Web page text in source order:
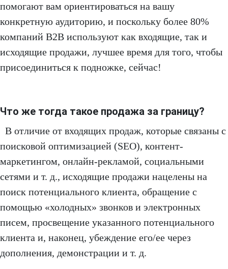
помогают вам ориентироваться на вашу
конкретную аудиторию, и поскольку более 80%
компаний B2B используют как входящие, так и
исходящие продажи, лучшее время для того, чтобы
присоединиться к подножке, сейчас!
Что же тогда такое продажа за границу?
В отличие от входящих продаж, которые связаны с
поисковой оптимизацией (SEO), контент-
маркетингом, онлайн-рекламой, социальными
сетями и т. д., исходящие продажи нацелены на
поиск потенциального клиента, обращение с
помощью «холодных» звонков и электронных
писем, просвещение указанного потенциального
клиента и, наконец, убеждение его/ее через
дополнения, демонстрации и т. д.